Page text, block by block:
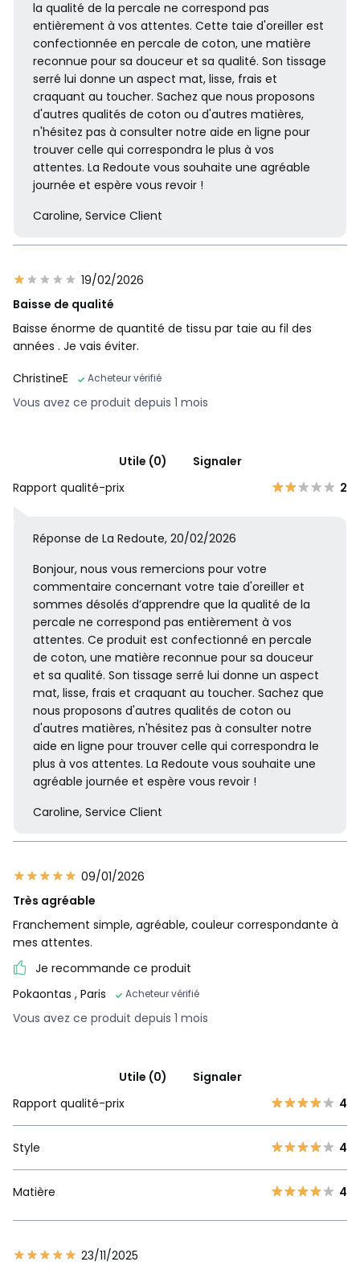
la qualité de la percale ne correspond pas
entièrement à vos attentes. Cette taie d'oreiller est
confectionnée en percale de coton, une matière
reconnue pour sa douceur et sa qualité. Son tissage
serré lui donne un aspect mat, lisse, frais et
craquant au toucher. Sachez que nous proposons
d'autres qualités de coton ou d'autres matières,
n'hésitez pas à consulter notre aide en ligne pour
trouver celle qui correspondra le plus à vos
attentes. La Redoute vous souhaite une agréable
journée et espère vous revoir !
Caroline, Service Client
19/02/2026
Baisse de qualité
Baisse énorme de quantité de tissu par taie au fil des
années . Je vais éviter.
ChristineE
Acheteur vérifié
Vous avez ce produit depuis 1 mois
Utile (0)
Signaler
Rapport qualité-prix
2
Réponse de La Redoute, 20/02/2026
Bonjour, nous vous remercions pour votre
commentaire concernant votre taie d'oreiller et
sommes désolés d’apprendre que la qualité de la
percale ne correspond pas entièrement à vos
attentes. Ce produit est confectionné en percale
de coton, une matière reconnue pour sa douceur
et sa qualité. Son tissage serré lui donne un aspect
mat, lisse, frais et craquant au toucher. Sachez que
nous proposons d'autres qualités de coton ou
d'autres matières, n'hésitez pas à consulter notre
aide en ligne pour trouver celle qui correspondra le
plus à vos attentes. La Redoute vous souhaite une
agréable journée et espère vous revoir !
Caroline, Service Client
09/01/2026
Très agréable
Franchement simple, agréable, couleur correspondante à
mes attentes.
Je recommande ce produit
Pokaontas , Paris Acheteur vérifié
Vous avez ce produit depuis 1 mois
Utile (0)
Signaler
Rapport qualité-prix
4
Style 4
Matière 4
23/11/2025